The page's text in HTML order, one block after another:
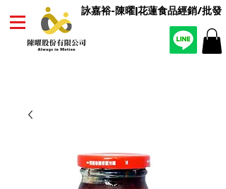
詠嘉裕-陳曜|花蓮食品經銷/批發